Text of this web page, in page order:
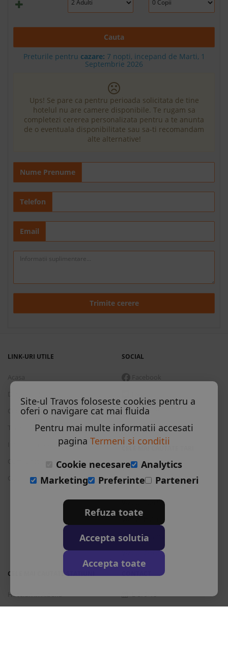
Cauta
Preturile pentru cazare: 7 nopti, incepand de Marti, 1
Septembrie 2026
Ups! Se pare ca pentru perioada solicitata de tine
hotelul nu are camere disponibile. Te rugam sa
completezi cererea personalizata pentru a te anunta
de o eventuala disponibilitate sau sa-ti recomandam
alte alternative!
Nume Prenume
Telefon
Email
Trimite cerere
LINK-URI UTILE
Acasa
Contact
Termeni si conditii
Intrebari frecvente
Cum functioneaza
Cauta rezervare
SOCIAL
Facebook
Instagram
Skype
Vizitati Bulgaria
Vizitati Grecia
Vizitati Turcia
Vizitati Spania
Vizitati Croatia
CELE MAI CAUTATE STATIUNI
Hoteluri in Albena
L-S: 9-18
Site-ul Travos foloseste cookies pentru a
oferi o navigare cat mai fluida
Pentru mai multe informatii accesati
pagina Termeni si conditii
Cookie necesare
Analytics
Marketing
Preferinte Parteneri
Refuza toate
Accepta solutia
Accepta toate